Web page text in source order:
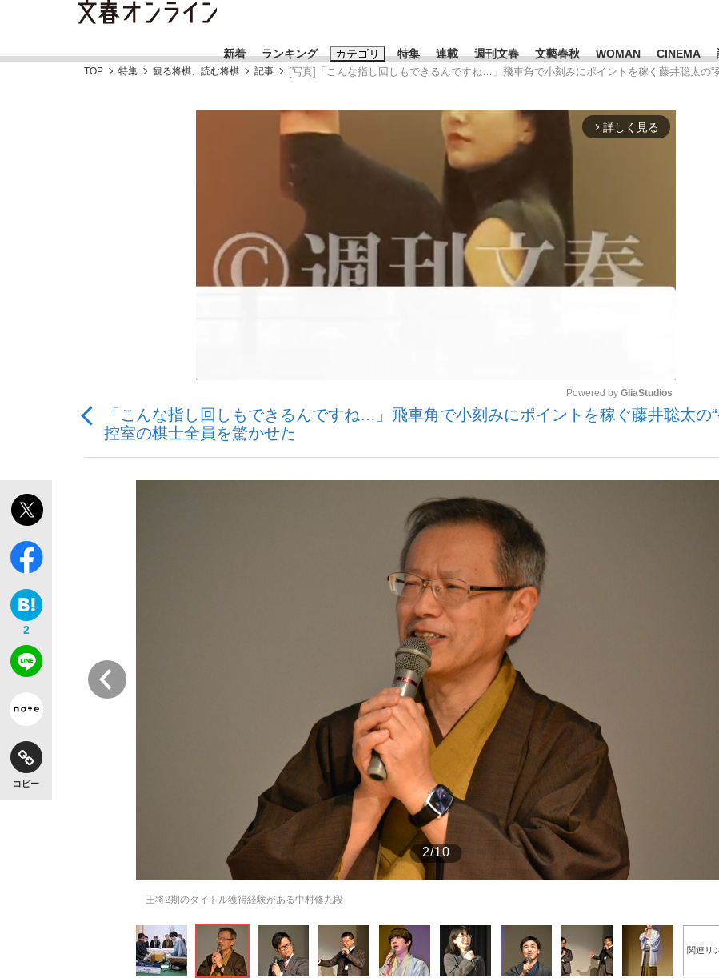
新着 ランキング カテゴリ
「敗因分析は一切聞かれなかった」侍ジャパン選手が証言した“NPB聞... 「クマが悪者扱いされてい
「目標達成できなかったからと言って…」サッカー日本代表・森保一監督...
もっと見る
特集
いまさら聞け
もっと見る
連載 週刊文春 文藝春秋 WOMAN CINEMA
おすすめのキーワードタグ一覧
#高市早苗 #森岡毅
TOP 特集 観る将棋、読む将棋 記事 [写真]「こんな指し回しもできるんですね…」飛車角で小刻みにポイントを稼ぐ藤井聡太の“
arrow_forward_ios 詳しく見る
Powered by GliaStudios
「こんな指し回しもできるんですね…」飛車角で小刻みにポイントを稼ぐ藤井聡太の“
控室の棋士全員を驚かせた
2
コピー
2/10
王将2期のタイトル獲得経験がある中村修九段
関連リ